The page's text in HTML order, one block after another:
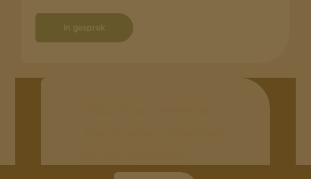
In gesprek
herroepen